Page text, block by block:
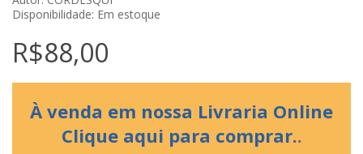
Disponibilidade: Em estoque
R$88,00
À venda em nossa Livraria Online
Clique aqui para comprar..